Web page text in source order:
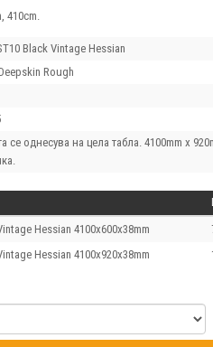
410cm.
Black Vintage Hessian
Rough
се однесува на цела табла. 4100mm x
Hessian 4100x600x38mm
Hessian 4100x920x38mm